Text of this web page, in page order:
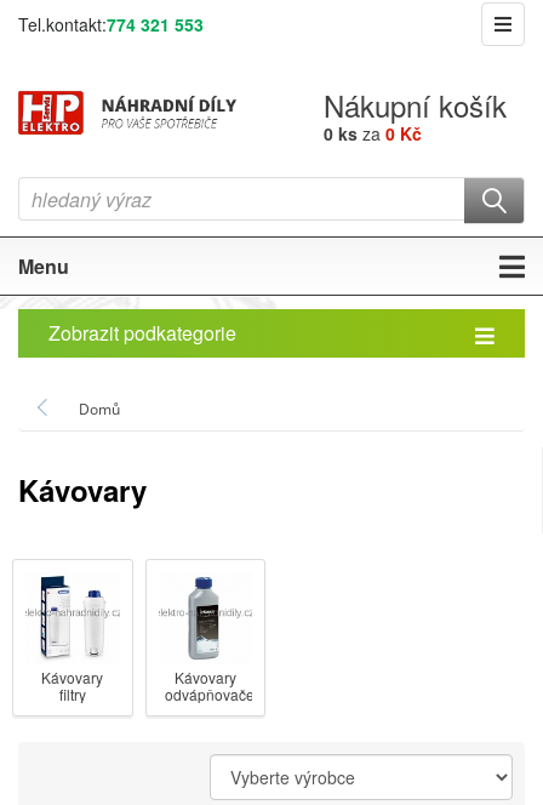
Tel.kontakt:774 321 553
Nákupní košík
0 ks za 0 Kč
Menu
Zobrazit podkategorie
Domů
Kávovary
Kávovary
filtry
Kávovary
odvápňovače